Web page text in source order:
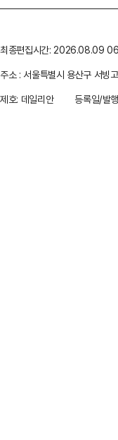
최종편집시간: 2026.08.09
주소 : 서울특별시 용산구 서빙
제호: 데일리안
등록일/발